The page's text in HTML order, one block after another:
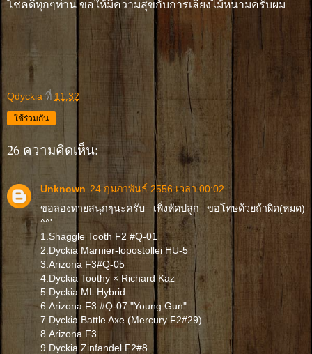
โชคดีทุกๆท่าน ขอให้มีความสุขกับการเลี้ยงไม้หนามครับผม
Qdyckia ที่ 11:32
ใช้ร่วมกัน
26 ความคิดเห็น:
Unknown 24 กุมภาพันธ์ 2556 เวลา 00:02
ขอลองทายสนุกๆนะครับ เพิ่งหัดปลูก ขอโทษด้วยถ้าผิด(หมด)
^^'
1.Shaggle Tooth F2 #Q-01
2.Dyckia Marnier-lopostollei HU-5
3.Arizona F3#Q-05
4.Dyckia Toothy × Richard Kaz
5.Dyckia ML Hybrid
6.Arizona F3 #Q-07 "Young Gun"
7.Dyckia Battle Axe (Mercury F2#29)
8.Arizona F3
9.Dyckia Zinfandel F2#8